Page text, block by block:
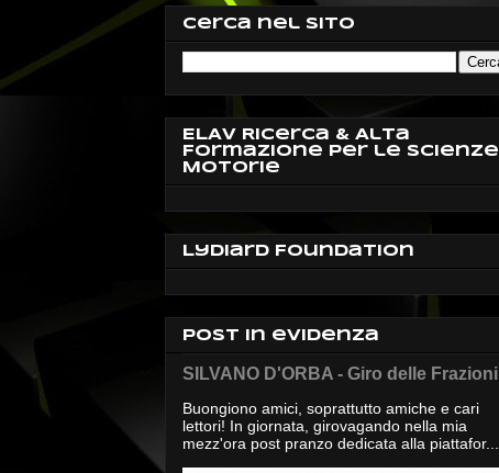
Cerca nel sito
ELAV Ricerca & Alta
Formazione per le Scienze
Motorie
Lydiard Foundation
Post in evidenza
SILVANO D'ORBA - Giro delle Frazioni
Buongiono amici, soprattutto amiche e cari
lettori! In giornata, girovagando nella mia
mezz'ora post pranzo dedicata alla piattafor...